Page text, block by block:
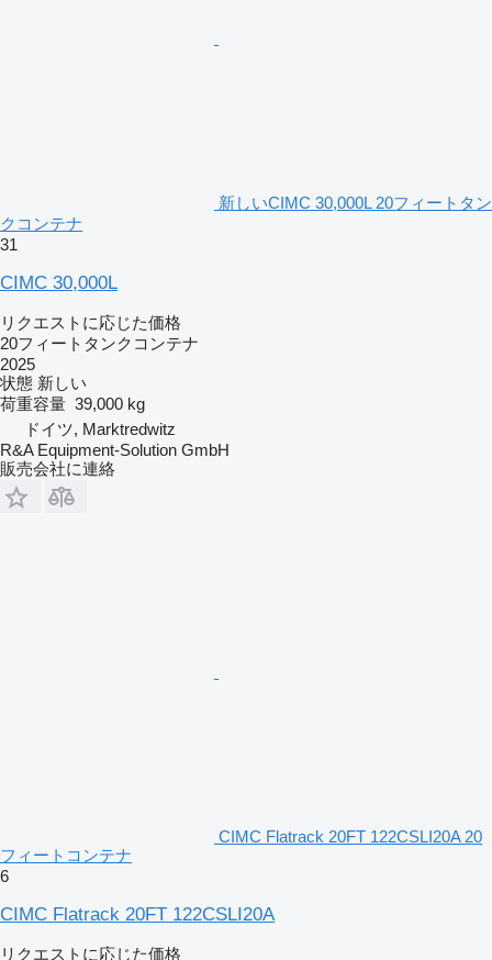
新しいCIMC 30,000L 20フィートタン
クコンテナ
31
CIMC 30,000L
リクエストに応じた価格
20フィートタンクコンテナ
2025
状態 新しい
荷重容量 39,000 kg
ドイツ, Marktredwitz
R&A Equipment-Solution GmbH
販売会社に連絡
CIMC Flatrack 20FT 122CSLI20A 20
フィートコンテナ
6
CIMC Flatrack 20FT 122CSLI20A
リクエストに応じた価格